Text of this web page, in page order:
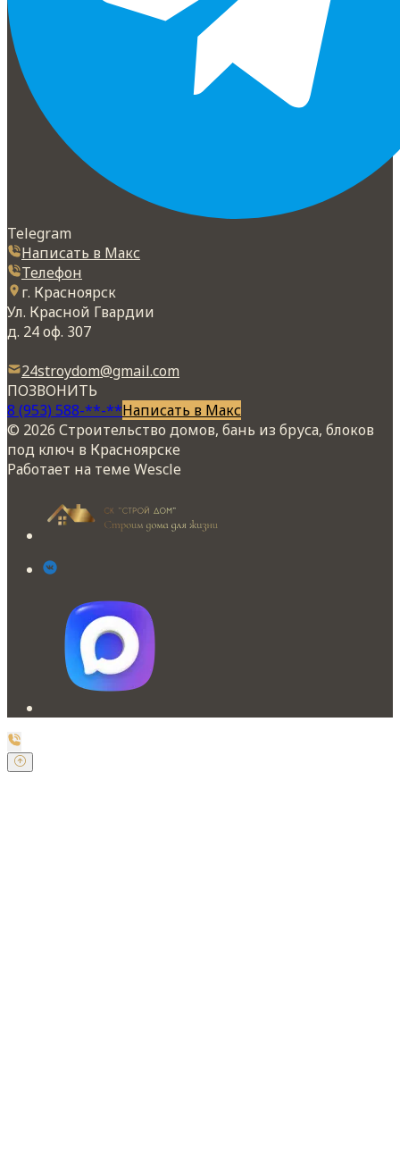
Telegram
Написать в Макс
Телефон
г. Красноярск
Ул. Красной Гвардии
д. 24 оф. 307
24stroydom@gmail.com
ПОЗВОНИТЬ
8 (953) 588-**-**Написать в Макс
© 2026 Строительство домов, бань из бруса, блоков
под ключ в Красноярске
Работает на теме Wescle